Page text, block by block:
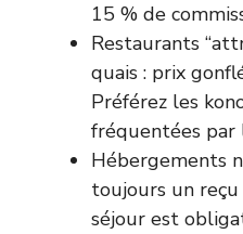
15 % de
Restaurants
quais : prix
Préférez les
fréquentées par
Hébergements
toujours un
séjour est